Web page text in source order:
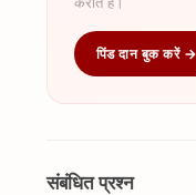
पिंड दान बुक करें →
संबंधित प्रश्न